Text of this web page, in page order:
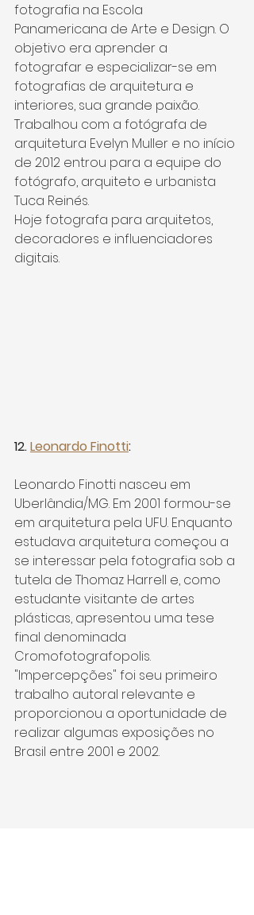
fotografia na Escola
Panamericana de Arte e Design. O
objetivo era aprender a
fotografar e especializar-se em
fotografias de arquitetura e
interiores, sua grande paixão.
Trabalhou com a fotógrafa de
arquitetura Evelyn Muller e no início
de 2012 entrou para a equipe do
fotógrafo, arquiteto e urbanista
Tuca Reinés.
Hoje fotografa para arquitetos,
decoradores e influenciadores
digitais.
12. Leonardo Finotti:
Leonardo Finotti nasceu em
Uberlândia/MG. Em 2001 formou-se
em arquitetura pela UFU. Enquanto
estudava arquitetura começou a
se interessar pela fotografia sob a
tutela de Thomaz Harrell e, como
estudante visitante de artes
plásticas, apresentou uma tese
final denominada
Cromofotografopolis.
"Impercepções" foi seu primeiro
trabalho autoral relevante e
proporcionou a oportunidade de
realizar algumas exposições no
Brasil entre 2001 e 2002.